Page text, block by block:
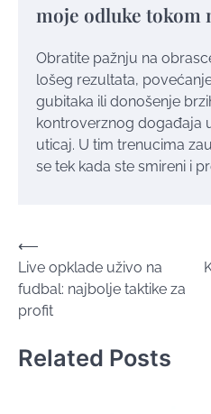
moje odluke tokom
Obratite pažnju na
lošeg rezultata,
gubitaka ili donošenje
kontroverznog događaja
uticaj. U tim trenucima
se tek kada ste smireni i
Post
navigation
⟵
Live opklade uživo na
fudbal: najbolje taktike za
profit
Related Posts